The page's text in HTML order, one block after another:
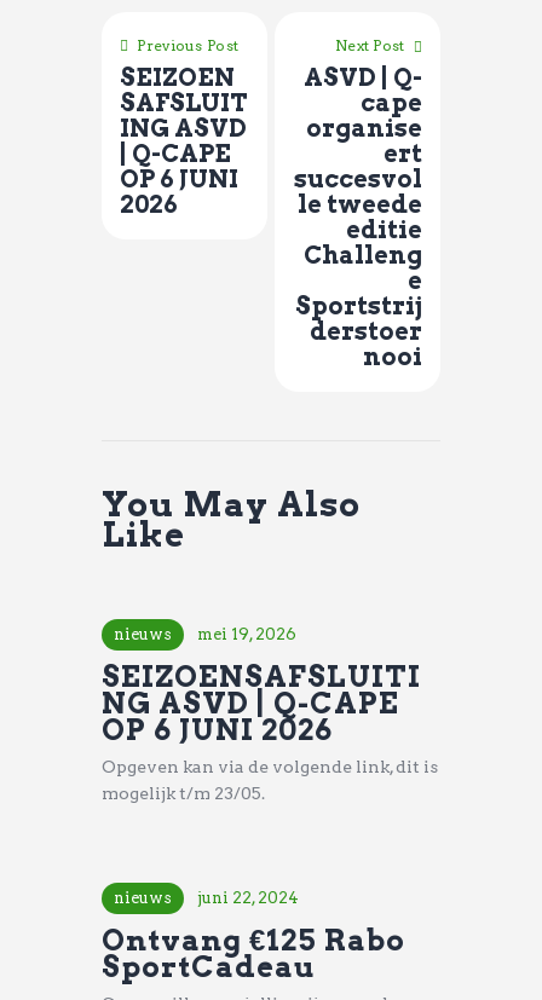
Previous Post
SEIZOEN
SAFSLUIT
ING ASVD
| Q-CAPE
OP 6 JUNI
2026
Next Post
ASVD | Q-
cape
organise
ert
succesvol
le tweede
editie
Challeng
e
Sportstrij
derstoer
nooi
You May Also
Like
nieuws mei 19, 2026
SEIZOENSAFSLUITI
NG ASVD | Q-CAPE
OP 6 JUNI 2026
Opgeven kan via de volgende link, dit is
mogelijk t/m 23/05.
nieuws juni 22, 2024
Ontvang €125 Rabo
SportCadeau